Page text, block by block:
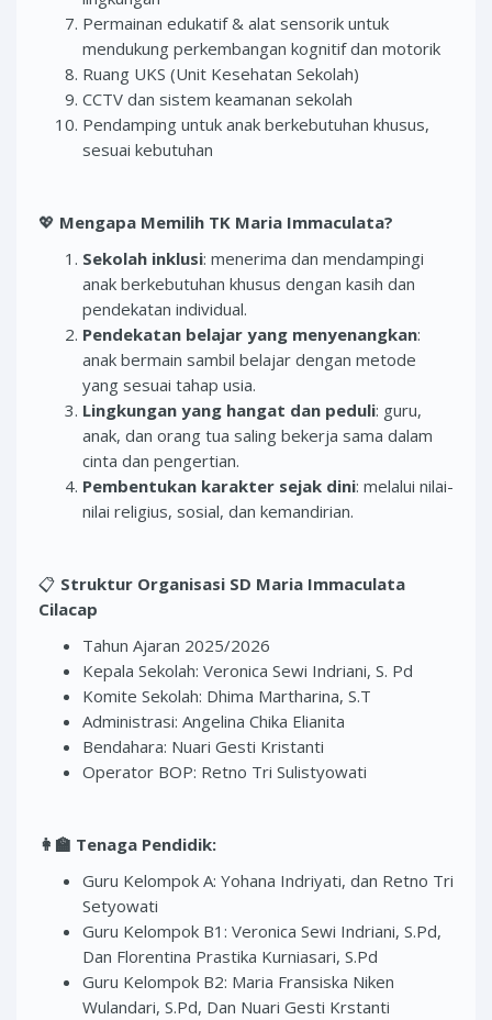
Permainan edukatif & alat sensorik untuk
mendukung perkembangan kognitif dan motorik
Ruang UKS (Unit Kesehatan Sekolah)
CCTV dan sistem keamanan sekolah
Pendamping untuk anak berkebutuhan khusus,
sesuai kebutuhan
💖 Mengapa Memilih TK Maria Immaculata?
Sekolah inklusi: menerima dan mendampingi
anak berkebutuhan khusus dengan kasih dan
pendekatan individual.
Pendekatan belajar yang menyenangkan:
anak bermain sambil belajar dengan metode
yang sesuai tahap usia.
Lingkungan yang hangat dan peduli: guru,
anak, dan orang tua saling bekerja sama dalam
cinta dan pengertian.
Pembentukan karakter sejak dini: melalui nilai-
nilai religius, sosial, dan kemandirian.
📋 Struktur Organisasi SD Maria Immaculata
Cilacap
Tahun Ajaran 2025/2026
Kepala Sekolah: Veronica Sewi Indriani, S. Pd
Komite Sekolah: Dhima Martharina, S.T
Administrasi: Angelina Chika Elianita
Bendahara: Nuari Gesti Kristanti
Operator BOP: Retno Tri Sulistyowati
👩‍🏫 Tenaga Pendidik:
Guru Kelompok A: Yohana Indriyati, dan Retno Tri
Setyowati
Guru Kelompok B1: Veronica Sewi Indriani, S.Pd,
Dan Florentina Prastika Kurniasari, S.Pd
Guru Kelompok B2: Maria Fransiska Niken
Wulandari, S.Pd, Dan Nuari Gesti Krstanti